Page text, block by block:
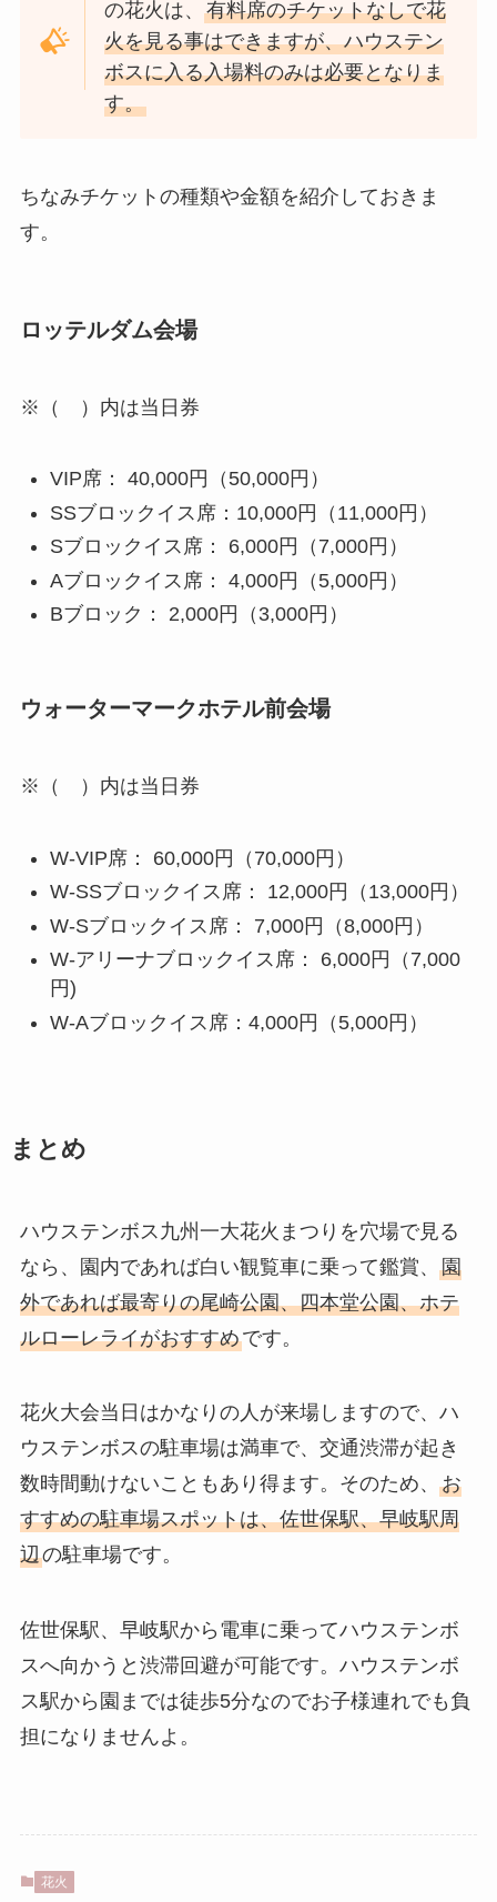
の花火は、有料席のチケットなしで花
火を見る事はできますが、ハウステン
ボスに入る入場料のみは必要となりま
す。
ちなみチケットの種類や金額を紹介しておきま
す。
ロッテルダム会場
※（ ）内は当日券
VIP席： 40,000円（50,000円）
SSブロックイス席：10,000円（11,000円）
Sブロックイス席： 6,000円（7,000円）
Aブロックイス席： 4,000円（5,000円）
Bブロック： 2,000円（3,000円）
ウォーターマークホテル前会場
※（ ）内は当日券
W-VIP席： 60,000円（70,000円）
W-SSブロックイス席： 12,000円（13,000円）
W-Sブロックイス席： 7,000円（8,000円）
W-アリーナブロックイス席： 6,000円（7,000
円)
W-Aブロックイス席：4,000円（5,000円）
まとめ
ハウステンボス九州一大花火まつりを穴場で見る
なら、園内であれば白い観覧車に乗って鑑賞、 園
外であれば最寄りの尾崎公園、四本堂公園、ホテ
ルローレライがおすすめです。
花火大会当日はかなりの人が来場しますので、ハ
ウステンボスの駐車場は満車で、交通渋滞が起き
数時間動けないこともあり得ます。そのため、 お
すすめの駐車場スポットは、佐世保駅、早岐駅周
辺の駐車場です。
佐世保駅、早岐駅から電車に乗ってハウステンボ
スへ向かうと渋滞回避が可能です。ハウステンボ
ス駅から園までは徒歩5分なのでお子様連れでも負
担になりませんよ。
花火